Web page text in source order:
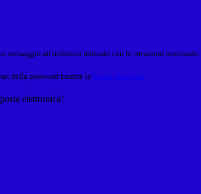
messaggio all'indirizzo indicato con le istruzioni necessarie.
della password tramite la Login Spaggiari
elettronica!